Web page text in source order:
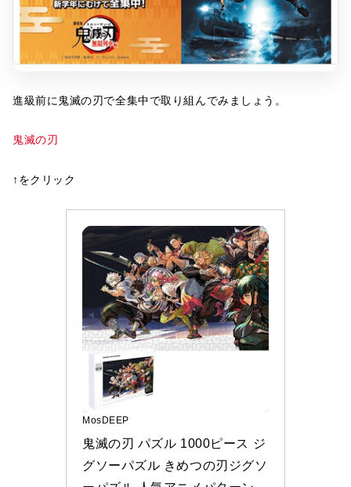
進級前に鬼滅の刃で全集中で取り組んでみましょう。
鬼滅の刃
↑をクリック
MosDEEP
鬼滅の刃 パズル 1000ピース ジ
グソーパズル きめつの刃ジグソ